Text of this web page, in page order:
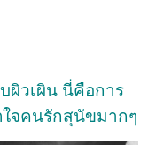
ผิวเผิน นี่คือการ
จคนรักสุนัขมากๆ